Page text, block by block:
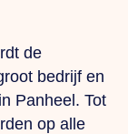
de
bedrijf en
Panheel. Tot
op alle